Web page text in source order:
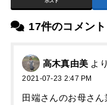
17件のコメント
高木真由美 よ
2021-07-23 2:47 PM
田端さんのお母さ